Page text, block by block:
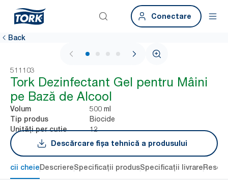
Conectare
Back
1 / 4
511103
Tork Dezinfectant Gel pentru Mâini
pe Bază de Alcool
Volum 500 ml
Tip produs Biocide
Unități per cutie
12
Descărcare fișa tehnică a produsului
cheieDescriereSpecificații produsSpecificații livrare